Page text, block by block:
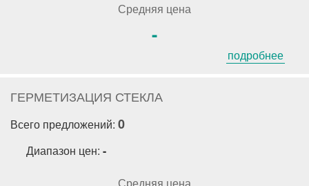
Средняя цена
-
подробнее
ГЕРМЕТИЗАЦИЯ СТЕКЛА
Всего предложений: 0
Диапазон цен: -